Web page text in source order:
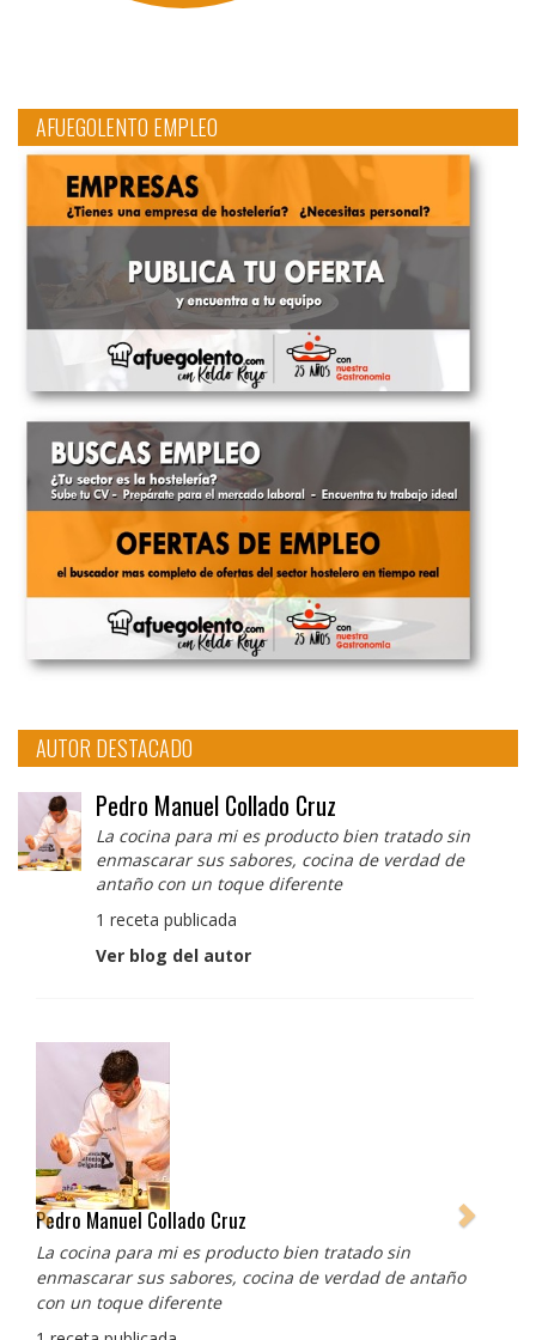
AFUEGOLENTO EMPLEO
AUTOR DESTACADO
Pedro Manuel Collado Cruz
La cocina para mi es producto bien tratado sin
enmascarar sus sabores, cocina de verdad de
antaño con un toque diferente
1 receta publicada
Ver blog del autor
Pedro Manuel Collado Cruz
La cocina para mi es producto bien tratado sin
enmascarar sus sabores, cocina de verdad de antaño
con un toque diferente